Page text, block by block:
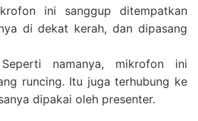
ini sanggup ditempatkan
di dekat kerah, dan dipasang
namanya, mikrofon ini
runcing. Itu juga terhubung ke
dipakai oleh presenter.